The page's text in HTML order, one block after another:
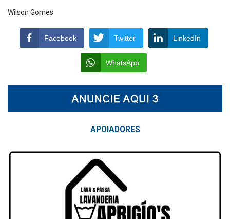
Wilson Gomes
Facebook Twitter LinkedIn
WhatsApp
APOIADORES